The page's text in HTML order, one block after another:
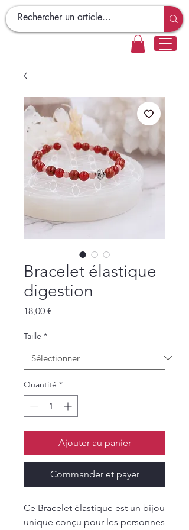
Bracelet élastique
digestion
18,00 €
Taille *
Quantité *
Ajouter au panier
Commander et payer
Ce Bracelet élastique est un bijou
unique conçu pour les personnes